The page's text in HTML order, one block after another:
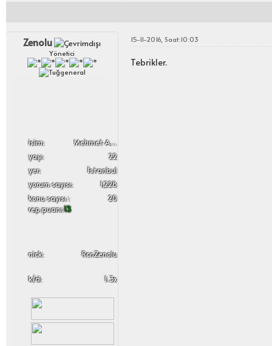
Zenolu
Yönetici
i̇sim:
Mehmet Adil
yaşı:
22
yer:
İstanbul
yorum sayısı:
1,228
konu sayısı :
20
rep puanı:13
nick: RcnZenolu
k/d: 1.3x
15-11-2016, Saat:10:03
Tebrikler.